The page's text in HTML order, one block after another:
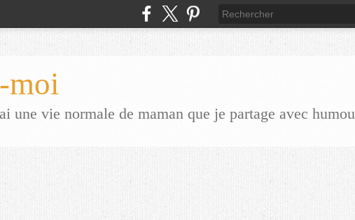
moi
une vie normale de maman que je partage avec